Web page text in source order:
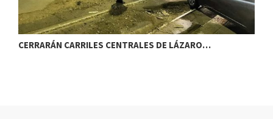
CERRARÁN CARRILES CENTRALES DE LÁZARO…